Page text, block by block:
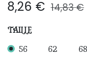
8,26 € 14,83€
TAILLE
56 62 68